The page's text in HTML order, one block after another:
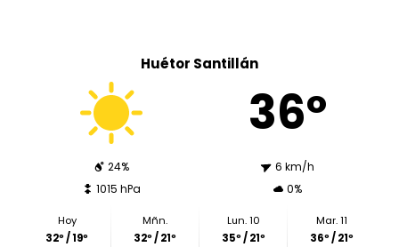
Huétor Santillán
36º
24%
6 km/h
1015 hPa
0%
Hoy
32º / 19º
Mñn.
32º / 21º
Lun. 10
35º / 21º
Mar. 11
36º / 21º